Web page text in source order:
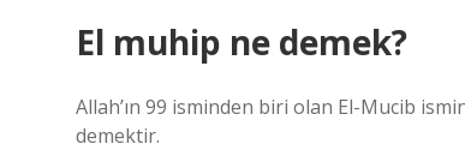
El muhip ne demek?
Allah’ın 99 isminden biri olan El-Mucib
demektir.